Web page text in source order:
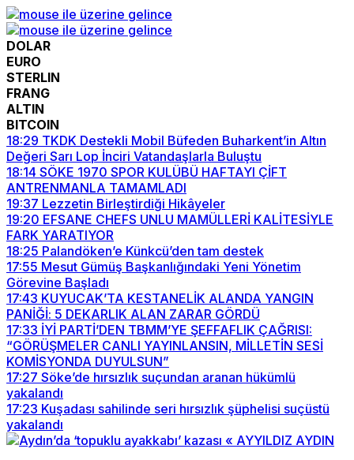
DOLAR
EURO
STERLIN
FRANG
ALTIN
BITCOIN
18:29 TKDK Destekli Mobil Büfeden Buharkent’in Altın
Değeri Sarı Lop İnciri Vatandaşlarla Buluştu
18:14 SÖKE 1970 SPOR KULÜBÜ HAFTAYI ÇİFT
ANTRENMANLA TAMAMLADI
19:37 Lezzetin Birleştirdiği Hikâyeler
19:20 EFSANE CHEFS UNLU MAMÜLLERİ KALİTESİYLE
FARK YARATIYOR
18:25 Palandöken’e Künkcü’den tam destek
17:55 Mesut Gümüş Başkanlığındaki Yeni Yönetim
Görevine Başladı
17:43 KUYUCAK’TA KESTANELİK ALANDA YANGIN
PANİĞİ: 5 DEKARLIK ALAN ZARAR GÖRDÜ
17:33 İYİ PARTİ’DEN TBMM’YE ŞEFFAFLIK ÇAĞRISI:
“GÖRÜŞMELER CANLI YAYINLANSIN, MİLLETİN SESİ
KOMİSYONDA DUYULSUN”
17:27 Söke’de hırsızlık suçundan aranan hükümlü
yakalandı
17:23 Kuşadası sahilinde seri hırsızlık şüphelisi suçüstü
yakalandı